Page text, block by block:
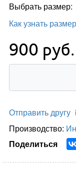
Выбрать размер:
Как узнать
900 руб.
Отправить другу
Производство:
Поделиться